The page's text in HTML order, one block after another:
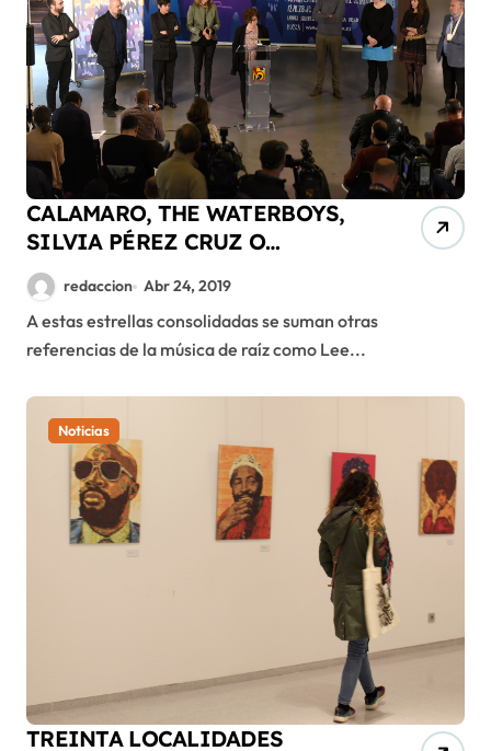
CALAMARO, THE WATERBOYS,
SILVIA PÉREZ CRUZ O
KUSTURIKA, cabezas de cartel
en Pirineos Sur 2019
redaccion Abr 24, 2019
A estas estrellas consolidadas se suman otras
referencias de la música de raíz como Lee...
Noticias
TREINTA LOCALIDADES